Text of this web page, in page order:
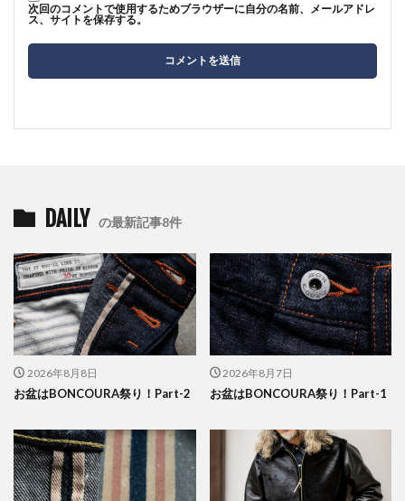
次回のコメントで使用するためブラウザーに自分の名前、メールアドレ
ス、サイトを保存する。
DAILY の最新記事8件
2026年8月8日
お盆はBONCOURA祭り！Part-2
2026年8月7日
お盆はBONCOURA祭り！Part-1